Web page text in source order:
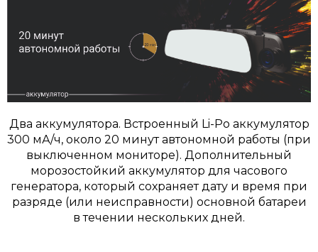
Два аккумулятора. Встроенный Li-Po аккумулятор
300 мА/ч, около 20 минут автономной работы (при
выключенном мониторе). Дополнительный
морозостойкий аккумулятор для часового
генератора, который сохраняет дату и время при
разряде (или неисправности) основной батареи
в течении нескольких дней.